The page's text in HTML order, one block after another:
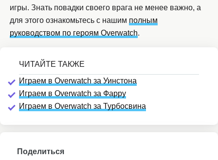
игры. Знать повадки своего врага не менее важно, а
для этого ознакомьтесь с нашим полным
руководством по героям Overwatch.
Играем в Overwatch за Уинстона
Играем в Overwatch за Фарру
Играем в Overwatch за Турбосвина
Поделиться